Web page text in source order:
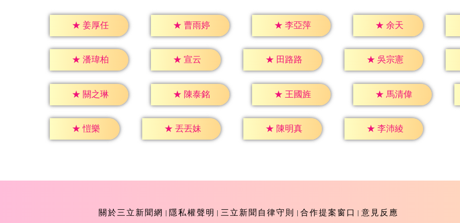
★ 姜厚任 ★ 曹雨婷 ★ 李亞萍 ★ 余天
★ 潘瑋柏 ★ 宣云 ★ 田路路 ★ 吳宗憲
★ 關之琳 ★ 陳泰銘 ★ 王國旌 ★ 馬清偉
★ 愷樂 ★ 丟丟妹 ★ 陳明真 ★ 李沛綾
關於三立新聞網 隱私權聲明 三立新聞自律守則 合作提案窗口 意見反應